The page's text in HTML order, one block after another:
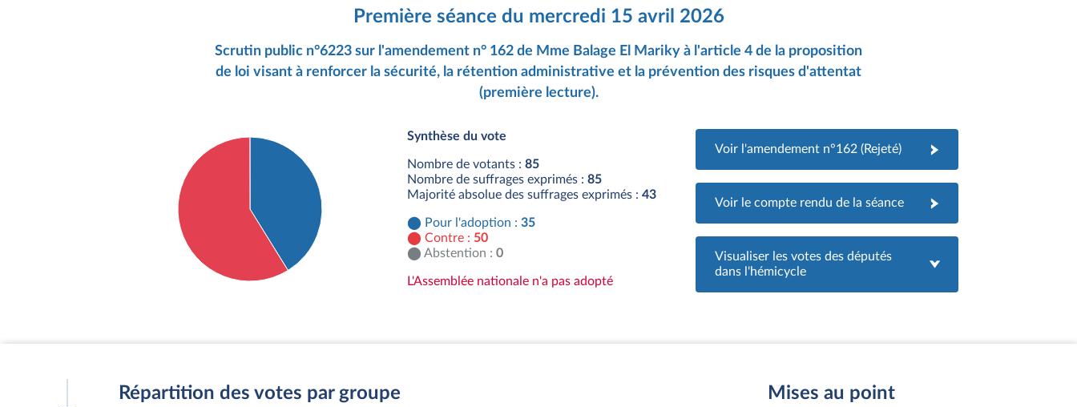
Première séance du mercredi 15 avril 2026
Scrutin public n°6223 sur l'amendement n° 162 de Mme Balage El Mariky à l'article 4 de la proposition
de loi visant à renforcer la sécurité, la rétention administrative et la prévention des risques d'attentat
(première lecture).
Synthèse du vote
Nombre de votants : 85
Nombre de suffrages exprimés : 85
Majorité absolue des suffrages exprimés : 43
Pour l'adoption : 35
Contre : 50
Abstention : 0
L'Assemblée nationale n'a pas adopté
Voir l'amendement n°162 (Rejeté)
Voir le compte rendu de la séance
Visualiser les votes des députés
dans l'hémicycle
Répartition des votes par groupe Mises au point